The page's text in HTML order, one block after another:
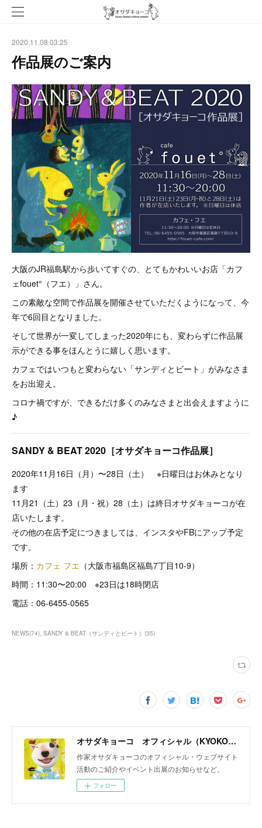
2020.11.08 03:25
作品展のご案内
大阪のJR福島駅から歩いてすぐの、とてもかわいいお店「カフ
ェfouet°（フエ）」さん。
この素敵な空間で作品展を開催させていただくようになって、今
年で6回目となりました。
そして世界が一変してしまった2020年にも、変わらずに作品展
示ができる事をほんとうに嬉しく思います。
カフェではいつもと変わらない「サンディとビート」がみなさま
をお出迎え。
コロナ禍ですが、できるだけ多くのみなさまと出会えますように
♪
SANDY & BEAT 2020［オサダキョーコ作品展］
2020年11月16日（月）〜28日（土） ※日曜日はお休みとなり
ます
11月21（土）23（月・祝）28（土）は終日オサダキョーコが在
店いたします。
その他の在店予定につきましては、インスタやFBにアップ予定
です。
場所： カフェ フエ （大阪市福島区福島7丁目10-9）
時間：11:30〜20:00 ※23日は18時閉店
電話：06-6455-0565
NEWS(74) SANDY & BEAT（サンディとビート） (35)
オサダキョーコ オフィシャル（KYOKO OSADA official）
作家オサダキョーコのオフィシャル・ウェブサイト
活動のご紹介やイベント出展のお知らせなど。
フォロー